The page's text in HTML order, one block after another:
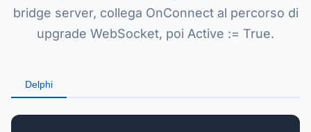
bridge server, collega OnConnect al percorso di
upgrade WebSocket, poi Active := True.
Delphi